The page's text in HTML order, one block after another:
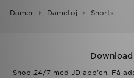
Damer Dametoj Shorts
Shop 24/7 med JD app'en. Få